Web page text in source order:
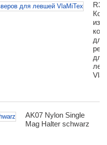
R3Li
из
для
для
AK07 Nylon Single
Mag Halter schwarz